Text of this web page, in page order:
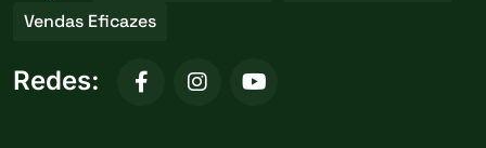
Vendas Eficazes
Redes: